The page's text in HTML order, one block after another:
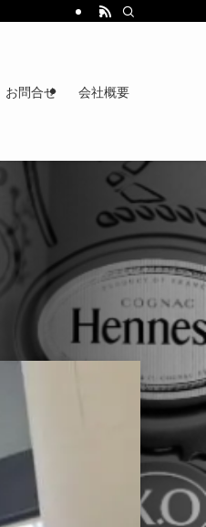
お問合せ 会社概要